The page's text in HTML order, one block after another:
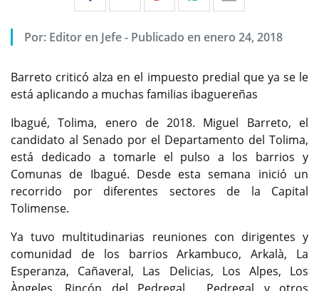
Por: Editor en Jefe- Publicado en enero 24, 2018
Barreto criticó alza en el impuesto predial que ya se le
está aplicando a muchas familias ibaguereñas
Ibagué, Tolima, enero de 2018. Miguel Barreto, el
candidato al Senado por el Departamento del Tolima,
está dedicado a tomarle el pulso a los barrios y
Comunas de Ibagué. Desde esta semana inició un
recorrido por diferentes sectores de la Capital
Tolimense.
Ya tuvo multitudinarias reuniones con dirigentes y
comunidad de los barrios Arkambuco, Arkalà, La
Esperanza, Cañaveral, Las Delicias, Los Alpes, Los
Àngeles, Rincón del Pedregal, Pedregal y otros